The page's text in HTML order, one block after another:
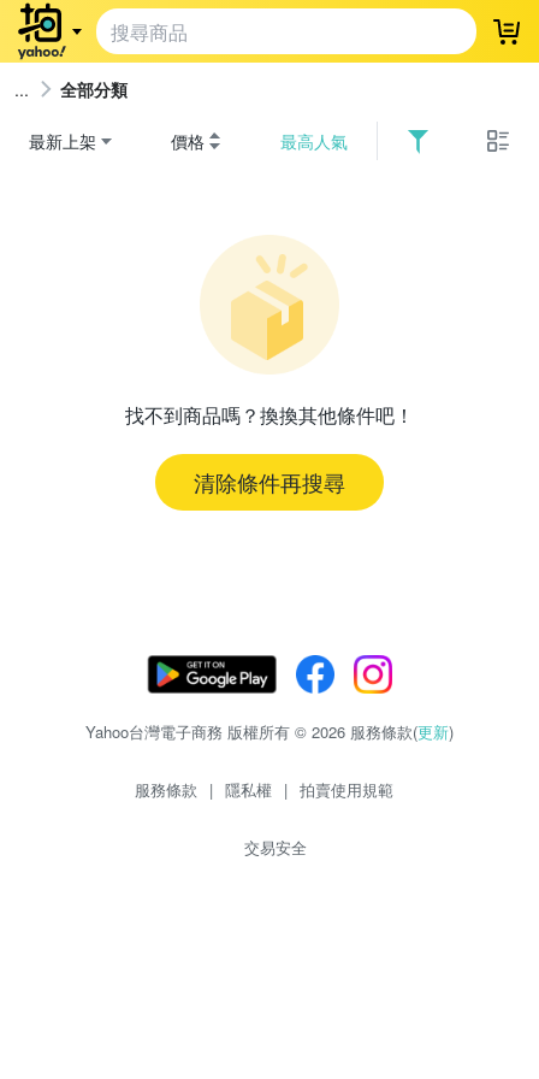
登
全部分類
最新上架 價格 最高人氣
找不到商品嗎？換換其他條件吧！
清除條件再搜尋
Yahoo台灣電子商務 版權所有 © 2026 服務條款(更新)
服務條款 | 隱私權 | 拍賣使用規範
交易安全